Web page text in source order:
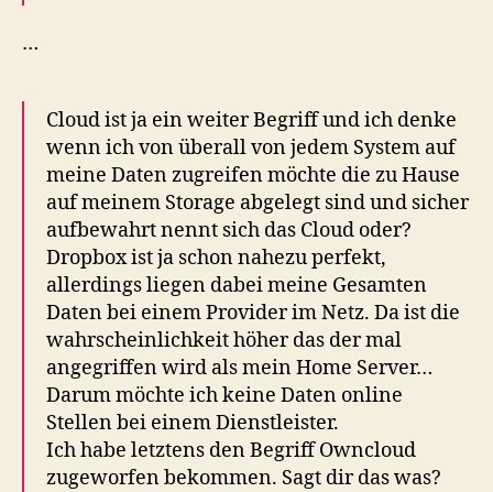
…
Cloud ist ja ein weiter Begriff und ich denke
wenn ich von überall von jedem System auf
meine Daten zugreifen möchte die zu Hause
auf meinem Storage abgelegt sind und sicher
aufbewahrt nennt sich das Cloud oder?
Dropbox ist ja schon nahezu perfekt,
allerdings liegen dabei meine Gesamten
Daten bei einem Provider im Netz. Da ist die
wahrscheinlichkeit höher das der mal
angegriffen wird als mein Home Server…
Darum möchte ich keine Daten online
Stellen bei einem Dienstleister.
Ich habe letztens den Begriff Owncloud
zugeworfen bekommen. Sagt dir das was?